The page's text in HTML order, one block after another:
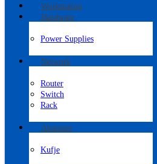
Workstation
Hardware
Power Supplies
Network
Router
Switch
Rack
Aksesore
Kufje